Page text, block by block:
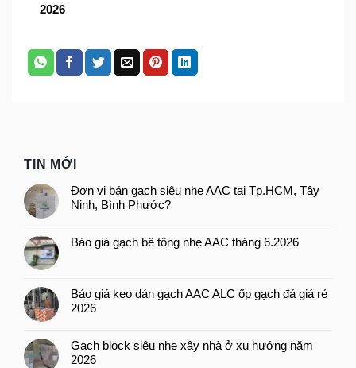
2026
TIN MỚI
Đơn vị bán gạch siêu nhẹ AAC tại Tp.HCM, Tây
Ninh, Bình Phước?
Báo giá gạch bê tông nhẹ AAC tháng 6.2026
Báo giá keo dán gạch AAC ALC ốp gạch đá giá rẻ
2026
Gạch block siêu nhẹ xây nhà ở xu hướng năm
2026